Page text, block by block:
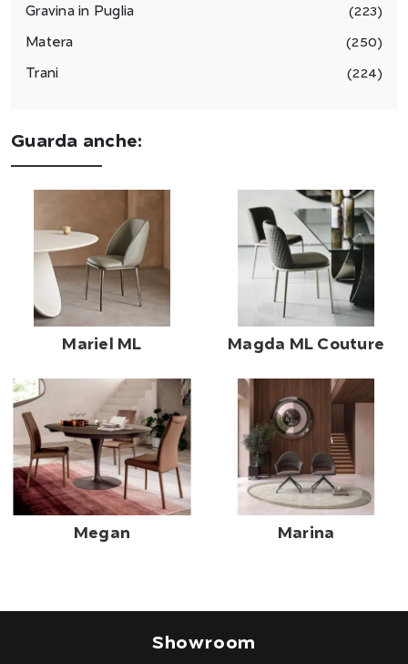
Gravina in Puglia 223
Matera 250
Trani 224
Guarda anche:
Mariel ML Magda ML Couture
Megan Marina
Showroom